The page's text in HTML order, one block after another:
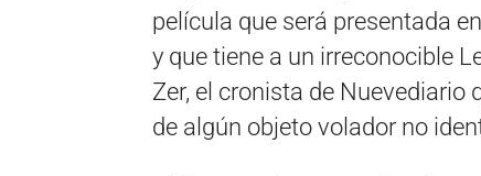
película que será presentada
y que tiene a un irreconocible
Zer, el cronista de Nuevediario
de algún objeto volador no